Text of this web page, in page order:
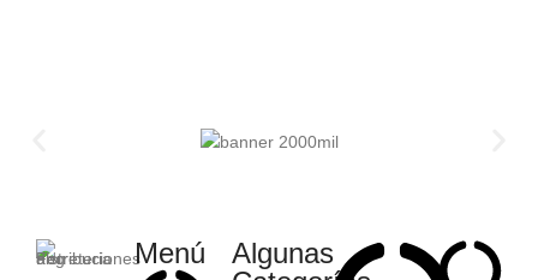
Menú
Algunas